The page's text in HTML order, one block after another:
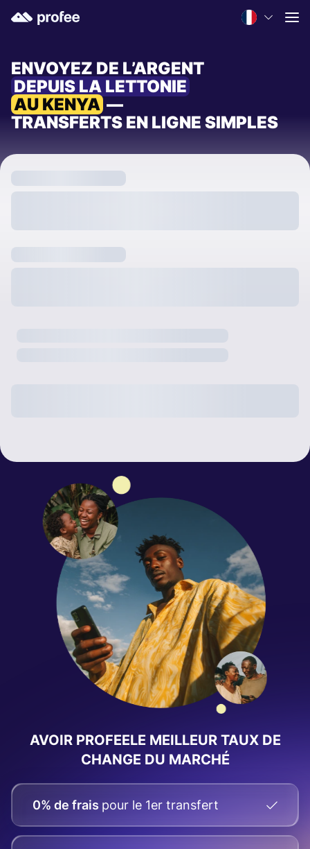
ENVOYEZ DE L’ARGENT
DEPUIS LA LETTONIE
AU KENYA —
TRANSFERTS EN LIGNE SIMPLES
AVOIR PROFEELE MEILLEUR TAUX DE
CHANGE DU MARCHÉ
0% de frais pour le 1er transfert